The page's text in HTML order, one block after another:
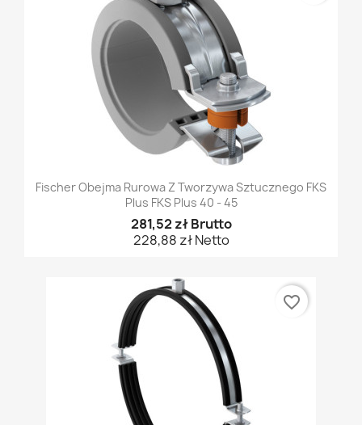
Fischer Obejma Rurowa Z Tworzywa Sztucznego FKS
Plus FKS Plus 40 - 45
281,52 zł Brutto
228,88 zł Netto
favorite_border